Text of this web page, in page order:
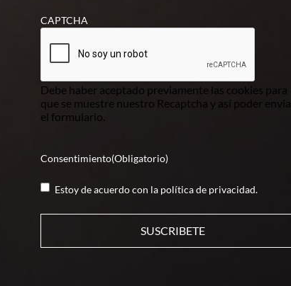
CAPTCHA
Debe haber aceptado previamente las cookies para
que se muestre nuestro Recaptcha y así poder
el formulario.
Consentimiento(Obligatorio)
Estoy de acuerdo con la política de privacidad.